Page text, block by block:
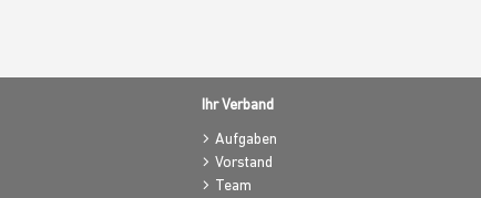
Ihr Verband
Aufgaben
Vorstand
Team